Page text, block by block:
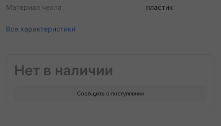
Материал чехла
пластик
Все характеристики
Нет в наличии
Сообщить о поступлении